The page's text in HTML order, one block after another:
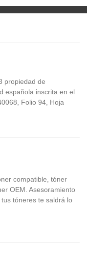
propiedad de
española inscrita en el
Folio 94, Hoja
compatible, tóner
OEM. Asesoramiento
tóneres te saldrá lo